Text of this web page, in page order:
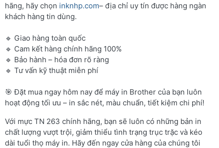
hãng, hãy chọn inknhp.com– địa chỉ uy tín được hàng ngàn
khách hàng tin dùng.
🔹 Giao hàng toàn quốc
🔹 Cam kết hàng chính hãng 100%
🔹 Bảo hành – hóa đơn rõ ràng
🔹 Tư vấn kỹ thuật miễn phí
🎯 Đặt mua ngay hôm nay để máy in Brother của bạn luôn
hoạt động tối ưu – in sắc nét, màu chuẩn, tiết kiệm chi phí!
Với mực TN 263 chính hãng, bạn sẽ luôn có những bản in
chất lượng vượt trội, giảm thiểu tình trạng trục trặc và kéo
dài tuổi thọ máy in. Hãy đến ngay cửa hàng của chúng tôi